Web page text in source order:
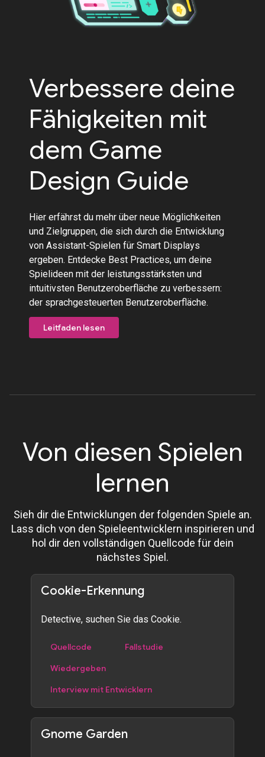
Verbessere deine
Fähigkeiten mit
dem Game
Design Guide
Hier erfährst du mehr über neue Möglichkeiten
und Zielgruppen, die sich durch die Entwicklung
von Assistant-Spielen für Smart Displays
ergeben. Entdecke Best Practices, um deine
Spielideen mit der leistungsstärksten und
intuitivsten Benutzeroberfläche zu verbessern:
der sprachgesteuerten Benutzeroberfläche.
Leitfaden lesen
Von diesen Spielen
lernen
Sieh dir die Entwicklungen der folgenden Spiele an.
Lass dich von den Spieleentwicklern inspirieren und
hol dir den vollständigen Quellcode für dein
nächstes Spiel.
Cookie-Erkennung
Detective, suchen Sie das Cookie.
Quellcode
Fallstudie
Wiedergeben
Interview mit Entwicklern
Gnome Garden